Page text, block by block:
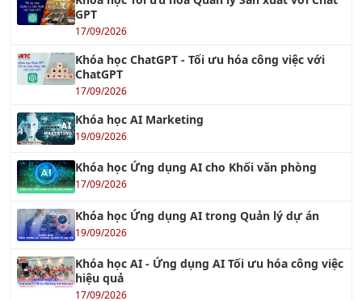
Khóa học ChatGPT - Tối ưu hóa công việc với
ChatGPT
17/09/2026
Khóa học AI Marketing
19/09/2026
Khóa học Ứng dụng AI cho Khối văn phòng
17/09/2026
Khóa học Ứng dụng AI trong Quản lý dự án
Khóa học AI - Ứng dụng AI Tối ưu hóa công việc
hiệu quả
17/09/2026
TƯ VẤN QUẢN LÝ